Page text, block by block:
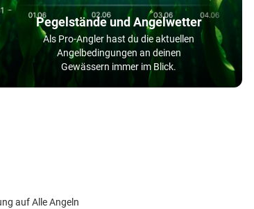
Pegelstände und Angelwetter
Als Pro-Angler hast du die aktuellen
Angelbedingungen an deinen
Gewässern immer im Blick.
auf Alle Angeln